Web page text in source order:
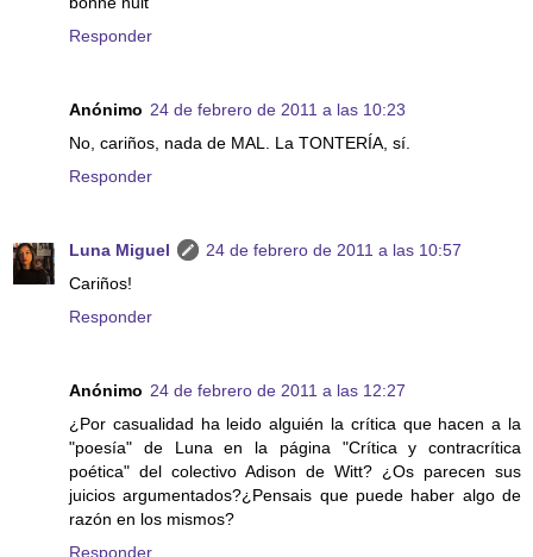
Responder
Anónimo 24 de febrero de 2011 a las 10:23
No, cariños, nada de MAL. La TONTERÍA, sí.
Responder
Luna Miguel
24 de febrero de 2011 a las 10:57
Cariños!
Responder
Anónimo 24 de febrero de 2011 a las 12:27
¿Por casualidad ha leido alguién la crítica que hacen a la
"poesía" de Luna en la página "Crítica y contracrítica
poética" del colectivo Adison de Witt? ¿Os parecen sus
juicios argumentados?¿Pensais que puede haber algo de
razón en los mismos?
Responder